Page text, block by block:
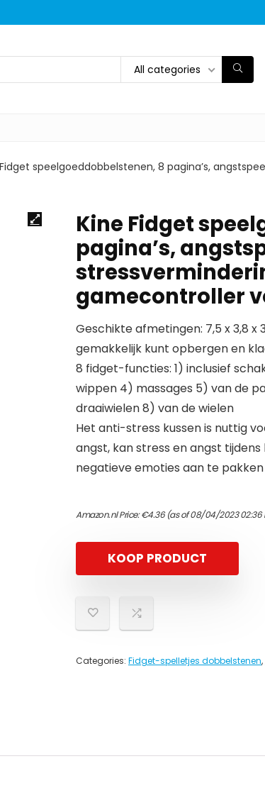
All categories
speelgoeddobbelstenen, 8 pagina’s,
Kine Fidget
pagina’s,
gamecontroller
Geschikte afmetingen: 7,5 x 3,8 x
gemakkelijk kunt opbergen en
8 fidget-functies: 1) inclusief
wippen 4) massages 5) van de
draaiwielen 8) van de wielen
Het anti-stress kussen is nuttig
angst, kan stress en angst
negatieve emoties aan te pakken
Amazon.nl Price:€4.36(as of 08/04/2023 02:36
KOOP PRODUCT
Categories: Fidget-spelletjes dobbelstenen,